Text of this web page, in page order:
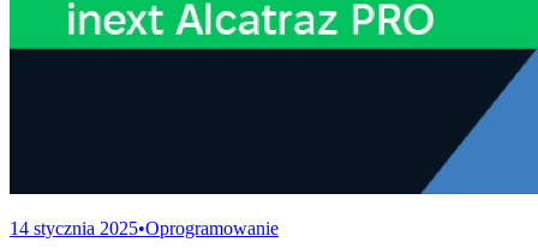
14 stycznia 2025•Oprogramowanie